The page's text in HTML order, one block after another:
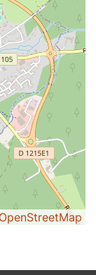
OpenStreetMap